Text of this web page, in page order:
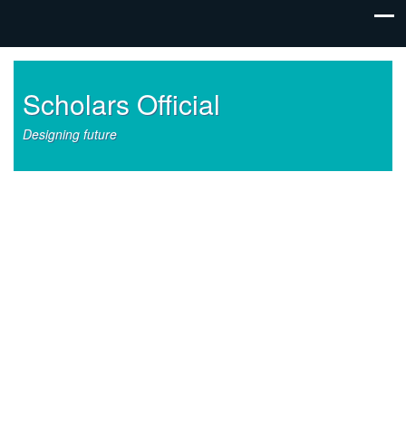
Scholars Official
Designing future